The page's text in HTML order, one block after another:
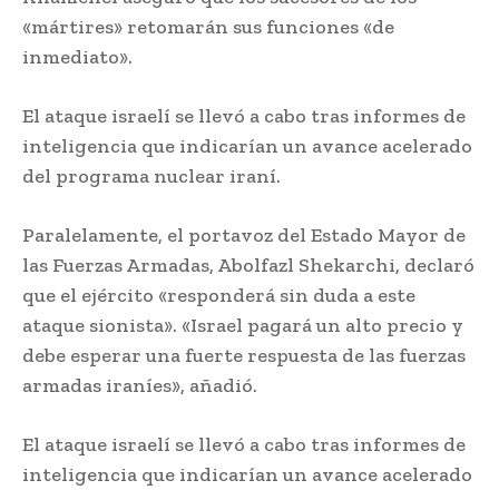
«mártires» retomarán sus funciones «de
inmediato».
El ataque israelí se llevó a cabo tras informes de
inteligencia que indicarían un avance acelerado
del programa nuclear iraní.
Paralelamente, el portavoz del Estado Mayor de
las Fuerzas Armadas, Abolfazl Shekarchi, declaró
que el ejército «responderá sin duda a este
ataque sionista». «Israel pagará un alto precio y
debe esperar una fuerte respuesta de las fuerzas
armadas iraníes», añadió.
El ataque israelí se llevó a cabo tras informes de
inteligencia que indicarían un avance acelerado